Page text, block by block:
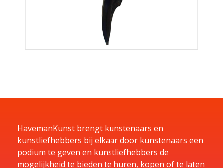
HavemanKunst brengt kunstenaars en
kunstliefhebbers bij elkaar door kunstenaars een
podium te geven en kunstliefhebbers de
mogelijkheid te bieden te huren, kopen of te laten